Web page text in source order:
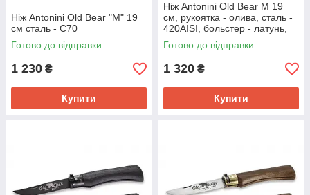
Ніж Antonini Old Bear "M" 19
см сталь - C70
Готово до відправки
1 230 ₴
Купити
Ніж Antonini Old Bear M 19
см, рукоятка - олива, сталь -
420AISI, больстер - латунь,
арт.9307/19LU
Готово до відправки
1 320 ₴
Купити